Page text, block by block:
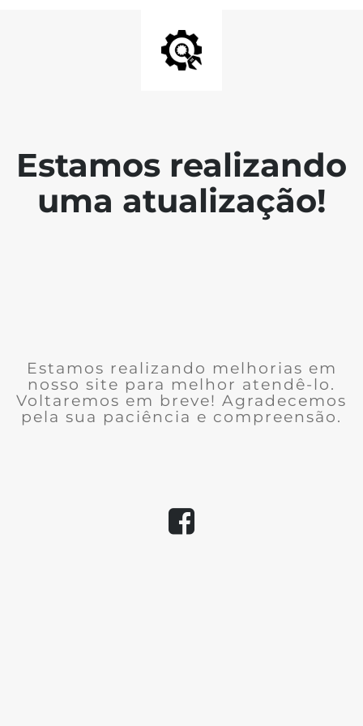
Estamos realizando
uma atualização!
Estamos realizando melhorias em
nosso site para melhor atendê-lo.
Voltaremos em breve! Agradecemos
pela sua paciência e compreensão.